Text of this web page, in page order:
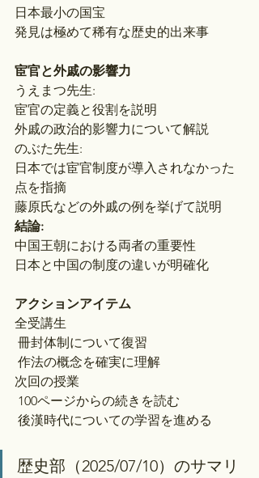
日本最小の国宝
発見は極めて稀有な歴史的出来事
宦官と外戚の影響力
うえまつ先生:
宦官の定義と役割を説明
外戚の政治的影響力について解説
のぶた先生:
日本では宦官制度が導入されなかった
点を指摘
藤原氏などの外戚の例を挙げて説明
結論:
中国王朝における両者の重要性
日本と中国の制度の違いが明確化
アクションアイテム
全受講生
冊封体制について復習
作法の概念を確実に理解
次回の授業
100ページからの続きを読む
後漢時代についての学習を進める
歴史部（2025/07/10）のサマリ